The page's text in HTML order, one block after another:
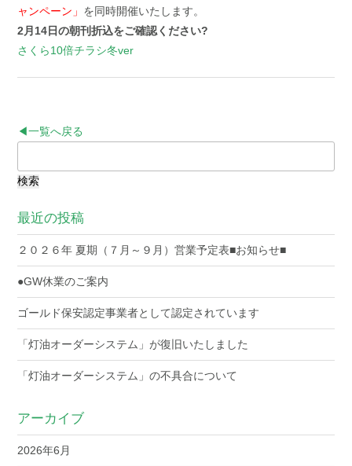
ャンペーン」 を同時開催いたします。
2月14日の朝刊折込をご確認ください?
さくら10倍チラシ冬ver
◀一覧へ戻る
索:
最近の投稿
２０２６年 夏期（７月～９月）営業予定表■お知らせ■
●GW休業のご案内
ゴールド保安認定事業者として認定されています
「灯油オーダーシステム」が復旧いたしました
「灯油オーダーシステム」の不具合について
アーカイブ
2026年6月